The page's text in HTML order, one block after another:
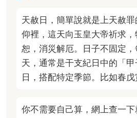
天赦日，簡單說就是上天赦
仰裡，這天向玉皇大帝祈求
恕，消災解厄。日子不固定
天，通常是干支紀日中的「甲
日，搭配特定季節。比如春戊
你不需要自己算，網上查一